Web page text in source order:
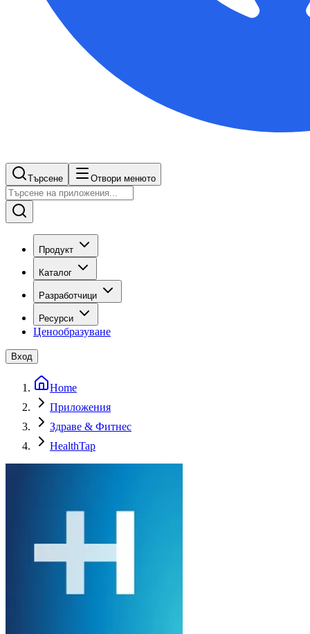
Търсене Отвори менюто
Продукт
Каталог
Разработчици
Ресурси
Ценообразуване
Вход
Home
Приложения
Здраве & Фитнес
HealthTap